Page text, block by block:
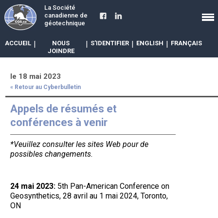
La Société
canadienne de
géotechnique
ACCUEIL |
NOUS
JOINDRE
| S'IDENTIFIER | ENGLISH | FRANÇAIS
le 18 mai 2023
« Retour au Cyberbulletin
Appels de résumés et
conférences à venir
*Veuillez consulter les sites Web pour de
possibles changements.
24 mai 2023: 5th Pan-American Conference on
Geosynthetics, 28 avril au 1 mai 2024, Toronto,
ON